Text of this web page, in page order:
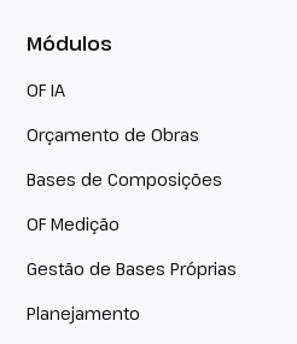
Módulos
OF IA
Orçamento de Obras
Bases de Composições
OF Medição
Gestão de Bases Próprias
Planejamento